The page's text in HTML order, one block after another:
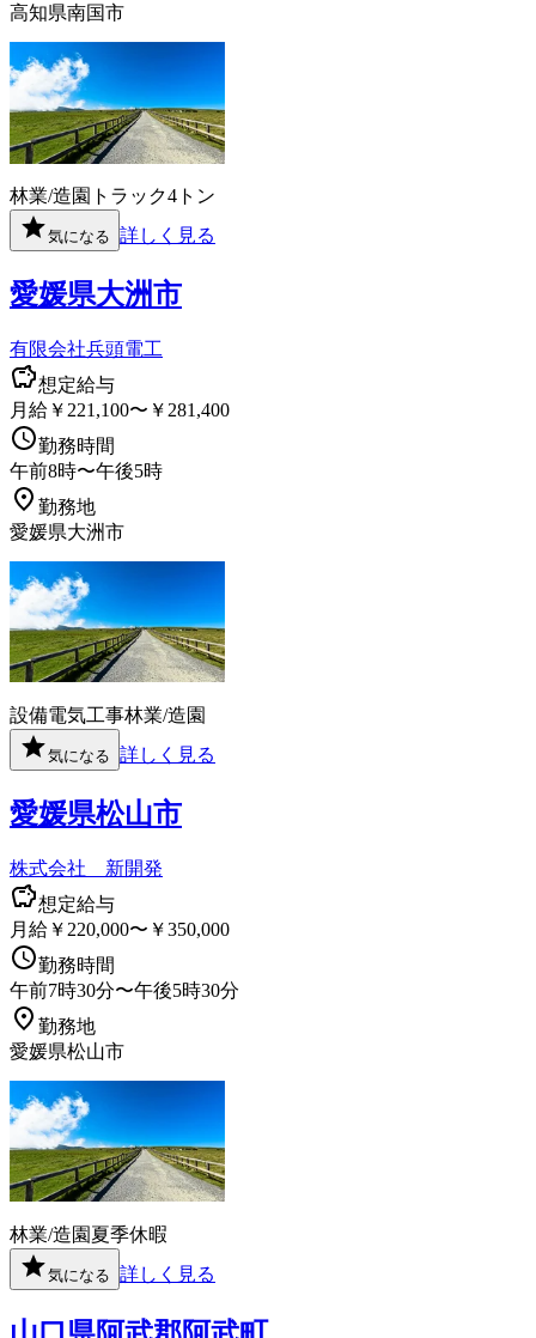
高知県南国市
林業/造園 トラック4トン
気になる 詳しく見る
愛媛県大洲市
有限会社兵頭電工
想定給与
月給￥221,100〜￥281,400
勤務時間
午前8時〜午後5時
勤務地
愛媛県大洲市
設備電気工事林業/造園
気になる 詳しく見る
愛媛県松山市
株式会社 新開発
想定給与
月給￥220,000〜￥350,000
勤務時間
午前7時30分〜午後5時30分
勤務地
愛媛県松山市
林業/造園 夏季休暇
気になる 詳しく見る